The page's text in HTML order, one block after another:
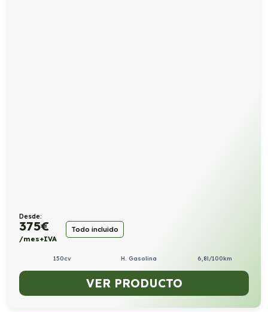
Desde:
375€
/mes+IVA
Todo incluido
150cv H. Gasolina 6,8l/100km
VER PRODUCTO